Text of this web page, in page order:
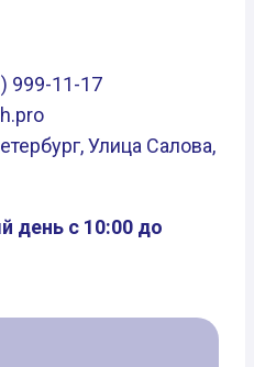
999-11-17
Улица Салова,
с 10:00 до